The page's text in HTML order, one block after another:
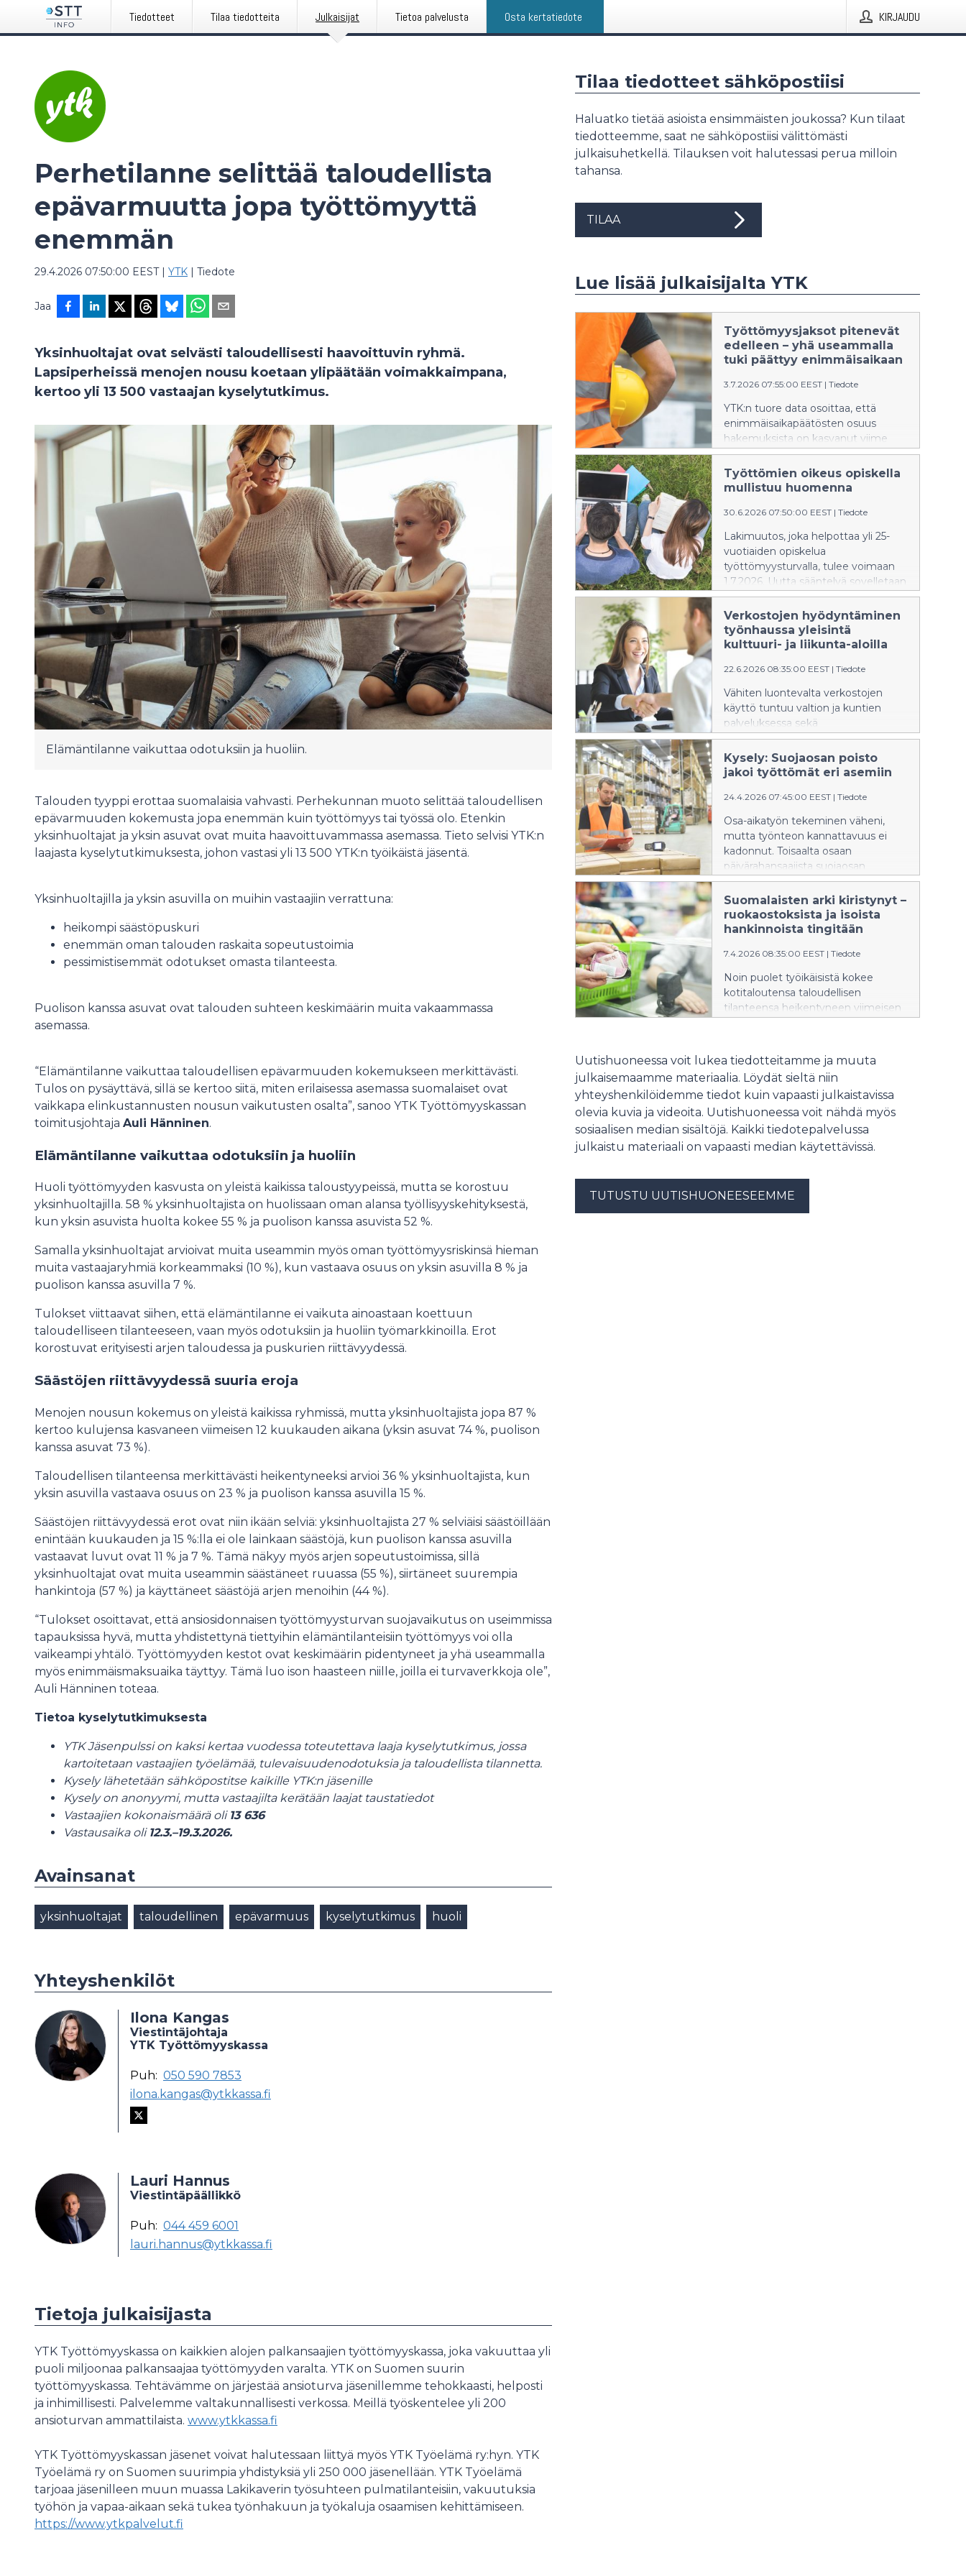
Tiedotteet Tilaa tiedotteita Julkaisijat Tietoa palvelusta Osta kertatiedote KIRJAUDU
Perhetilanne selittää taloudellista
epävarmuutta jopa työttömyyttä
enemmän
29.4.2026 07:50:00 EEST| YTK | Tiedote
Jaa
Yksinhuoltajat ovat selvästi taloudellisesti haavoittuvin ryhmä.
Lapsiperheissä menojen nousu koetaan ylipäätään voimakkaimpana,
kertoo yli 13 500 vastaajan kyselytutkimus.
Elämäntilanne vaikuttaa odotuksiin ja huoliin.
Talouden tyyppi erottaa suomalaisia vahvasti. Perhekunnan muoto selittää taloudellisen
epävarmuuden kokemusta jopa enemmän kuin työttömyys tai työssä olo. Etenkin
yksinhuoltajat ja yksin asuvat ovat muita haavoittuvammassa asemassa. Tieto selvisi YTK:n
laajasta kyselytutkimuksesta, johon vastasi yli 13 500 YTK:n työikäistä jäsentä.
Yksinhuoltajilla ja yksin asuvilla on muihin vastaajiin verrattuna:
heikompi säästöpuskuri
enemmän oman talouden raskaita sopeutustoimia
pessimistisemmät odotukset omasta tilanteesta.
Puolison kanssa asuvat ovat talouden suhteen keskimäärin muita vakaammassa
asemassa.
“Elämäntilanne vaikuttaa taloudellisen epävarmuuden kokemukseen merkittävästi.
Tulos on pysäyttävä, sillä se kertoo siitä, miten erilaisessa asemassa suomalaiset ovat
vaikkapa elinkustannusten nousun vaikutusten osalta”, sanoo YTK Työttömyyskassan
toimitusjohtaja Auli Hänninen.
Elämäntilanne vaikuttaa odotuksiin ja huoliin
Huoli työttömyyden kasvusta on yleistä kaikissa taloustyypeissä, mutta se korostuu
yksinhuoltajilla. 58 % yksinhuoltajista on huolissaan oman alansa työllisyyskehityksestä,
kun yksin asuvista huolta kokee 55 % ja puolison kanssa asuvista 52 %.
Samalla yksinhuoltajat arvioivat muita useammin myös oman työttömyysriskinsä hieman
muita vastaajaryhmiä korkeammaksi (10 %), kun vastaava osuus on yksin asuvilla 8 % ja
puolison kanssa asuvilla 7 %.
Tulokset viittaavat siihen, että elämäntilanne ei vaikuta ainoastaan koettuun
taloudelliseen tilanteeseen, vaan myös odotuksiin ja huoliin työmarkkinoilla. Erot
korostuvat erityisesti arjen taloudessa ja puskurien riittävyydessä.
Säästöjen riittävyydessä suuria eroja
Menojen nousun kokemus on yleistä kaikissa ryhmissä, mutta yksinhuoltajista jopa 87 %
kertoo kulujensa kasvaneen viimeisen 12 kuukauden aikana (yksin asuvat 74 %, puolison
kanssa asuvat 73 %).
Taloudellisen tilanteensa merkittävästi heikentyneeksi arvioi 36 % yksinhuoltajista, kun
yksin asuvilla vastaava osuus on 23 % ja puolison kanssa asuvilla 15 %.
Säästöjen riittävyydessä erot ovat niin ikään selviä: yksinhuoltajista 27 % selviäisi säästöillään
enintään kuukauden ja 15 %:lla ei ole lainkaan säästöjä, kun puolison kanssa asuvilla
vastaavat luvut ovat 11 % ja 7 %. Tämä näkyy myös arjen sopeutustoimissa, sillä
yksinhuoltajat ovat muita useammin säästäneet ruuassa (55 %), siirtäneet suurempia
hankintoja (57 %) ja käyttäneet säästöjä arjen menoihin (44 %).
“Tulokset osoittavat, että ansiosidonnaisen työttömyysturvan suojavaikutus on useimmissa
tapauksissa hyvä, mutta yhdistettynä tiettyihin elämäntilanteisiin työttömyys voi olla
vaikeampi yhtälö. Työttömyyden kestot ovat keskimäärin pidentyneet ja yhä useammalla
myös enimmäismaksuaika täyttyy. Tämä luo ison haasteen niille, joilla ei turvaverkkoja ole”,
Auli Hänninen toteaa.
Tietoa kyselytutkimuksesta
YTK Jäsenpulssi on kaksi kertaa vuodessa toteutettava laaja kyselytutkimus, jossa
kartoitetaan vastaajien työelämää, tulevaisuudenodotuksia ja taloudellista tilannetta.
Kysely lähetetään sähköpostitse kaikille YTK:n jäsenille
Kysely on anonyymi, mutta vastaajilta kerätään laajat taustatiedot
Vastaajien kokonaismäärä oli 13 636
Vastausaika oli 12.3.–19.3.2026.
Avainsanat
yksinhuoltajat taloudellinen epävarmuus kyselytutkimus huoli
Yhteyshenkilöt
Ilona Kangas
Viestintäjohtaja
YTK Työttömyyskassa
Puh: 050 590 7853
ilona.kangas@ytkkassa.fi
Lauri Hannus
Viestintäpäällikkö
Puh: 044 459 6001
lauri.hannus@ytkkassa.fi
Tietoja julkaisijasta
YTK Työttömyyskassa on kaikkien alojen palkansaajien työttömyyskassa, joka vakuuttaa yli
puoli miljoonaa palkansaajaa työttömyyden varalta. YTK on Suomen suurin
työttömyyskassa. Tehtävämme on järjestää ansioturva jäsenillemme tehokkaasti, helposti
ja inhimillisesti. Palvelemme valtakunnallisesti verkossa. Meillä työskentelee yli 200
ansioturvan ammattilaista. www.ytkkassa.fi
YTK Työttömyyskassan jäsenet voivat halutessaan liittyä myös YTK Työelämä ry:hyn. YTK
Työelämä ry on Suomen suurimpia yhdistyksiä yli 250 000 jäsenellään. YTK Työelämä
tarjoaa jäsenilleen muun muassa Lakikaverin työsuhteen pulmatilanteisiin, vakuutuksia
työhön ja vapaa-aikaan sekä tukea työnhakuun ja työkaluja osaamisen kehittämiseen.
https://www.ytkpalvelut.fi
Tilaa tiedotteet sähköpostiisi
Haluatko tietää asioista ensimmäisten joukossa? Kun tilaat
tiedotteemme, saat ne sähköpostiisi välittömästi
julkaisuhetkellä. Tilauksen voit halutessasi perua milloin
tahansa.
TILAA
Lue lisää julkaisijalta YTK
Työttömyysjaksot pitenevät
edelleen – yhä useammalla
tuki päättyy enimmäisaikaan
3.7.2026 07:55:00 EEST | Tiedote
YTK:n tuore data osoittaa, että
enimmäisaikapäätösten osuus
hakemuksista on kasvanut viime
vuosina. Kuluvana vuonna osuus on
ollut selvästi pitkän aikavälin
keskiarvoa korkeampi. Samalla
työttömyysjaksot ovat pidentyneet.
Muutokset kertovat
työmarkkinoiden hidastumisesta.
Työttömien oikeus opiskella
mullistuu huomenna
30.6.2026 07:50:00 EEST | Tiedote
Lakimuutos, joka helpottaa yli 25-
vuotiaiden opiskelua
työttömyysturvalla, tulee voimaan
1.7.2026. Uutta sääntelyä sovelletaan
opintoihin, jotka alkavat 1.7.2026 tai
sen jälkeen. Muutoksen
tarkoituksena on selkeyttää ja lisätä
opiskelumahdollisuuksia työttömänä
Verkostojen hyödyntäminen
työnhaussa yleisintä
kulttuuri- ja liikunta-aloilla
22.6.2026 08:35:00 EEST | Tiedote
Vähiten luontevalta verkostojen
käyttö tuntuu valtion ja kuntien
palveluksessa sekä
lakialalla. Tekoälyn käyttö
työnhaussa on puolestaan
yleisintä mainos- ja
vastasi yli 5000 aktiivisesti
töitä hakevaa palkansaajaa eri
toimialoilta.
Kysely: Suojaosan poisto
jakoi työttömät eri asemiin
24.4.2026 07:45:00 EEST | Tiedote
Osa-aikatyön tekeminen väheni,
mutta työnteon kannattavuus ei
kadonnut. Toisaalta osaan
päivärahansaajista suojaosan
poistolla oli hyvin konkreettisia
vaikutuksia, joita ei kannata
sivuuttaa.
Suomalaisten arki kiristynyt –
ruokaostoksista ja isoista
hankinnoista tingitään
7.4.2026 08:35:00 EEST | Tiedote
Noin puolet työikäisistä kokee
kotitaloutensa taloudellisen
tilanteensa heikentyneen viimeisen
reilu kolmannes on vähentänyt
ruokakuluja. Eniten ovat tinkineet
25–34-vuotiaat.
Uutishuoneessa voit lukea tiedotteitamme ja muuta
julkaisemaamme materiaalia. Löydät sieltä niin
yhteyshenkilöidemme tiedot kuin vapaasti julkaistavissa
olevia kuvia ja videoita. Uutishuoneessa voit nähdä myös
sosiaalisen median sisältöjä. Kaikki tiedotepalvelussa
julkaistu materiaali on vapaasti median käytettävissä.
TUTUSTU UUTISHUONEESEEMME